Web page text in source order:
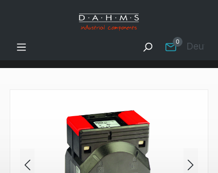
Zum Hauptinhalt springen
0
Bildergalerie überspringen